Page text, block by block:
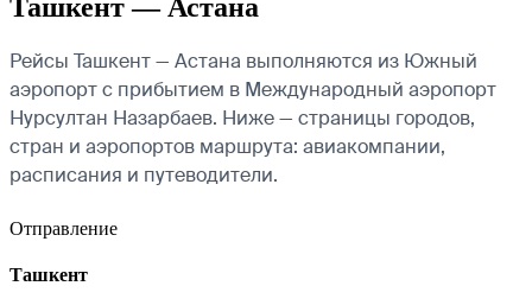
Ташкент — Астана
Рейсы Ташкент — Астана выполняются из Южный
аэропорт с прибытием в Международный аэропорт
Нурсултан Назарбаев. Ниже — страницы городов,
стран и аэропортов маршрута: авиакомпании,
расписания и путеводители.
Отправление
Ташкент